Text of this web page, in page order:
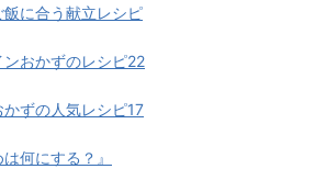
に合う献立レシピ
おかずのレシピ22
ずの人気レシピ17
何にする？』